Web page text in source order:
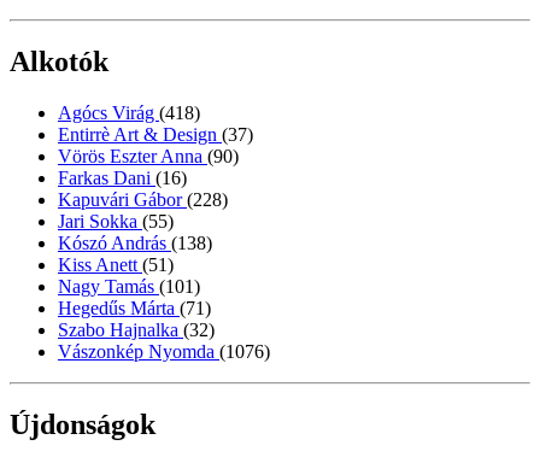
Alkotók
Agócs Virág (418)
Entirrè Art & Design (37)
Vörös Eszter Anna (90)
Farkas Dani (16)
Kapuvári Gábor(228)
Jari Sokka (55)
Kószó András (138)
Kiss Anett (51)
Nagy Tamás (101)
Hegedűs Márta (71)
Szabo Hajnalka (32)
Vászonkép Nyomda (1076)
Újdonságok